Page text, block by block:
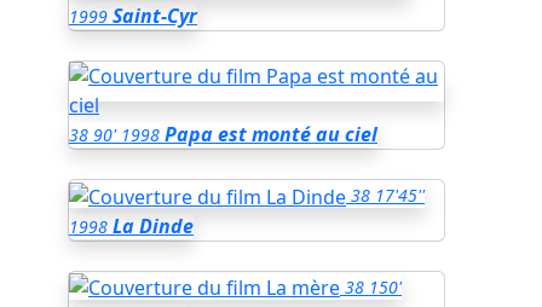
1999 Saint-Cyr
38 90' 1998 Papa est monté au ciel
38 17'45''
1998 La Dinde
38 150'